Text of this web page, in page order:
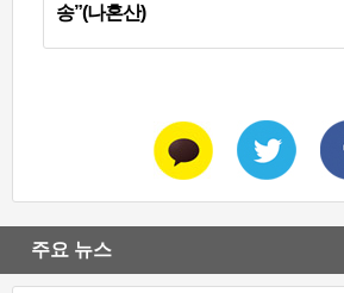
송”(나혼산)
주요 뉴스